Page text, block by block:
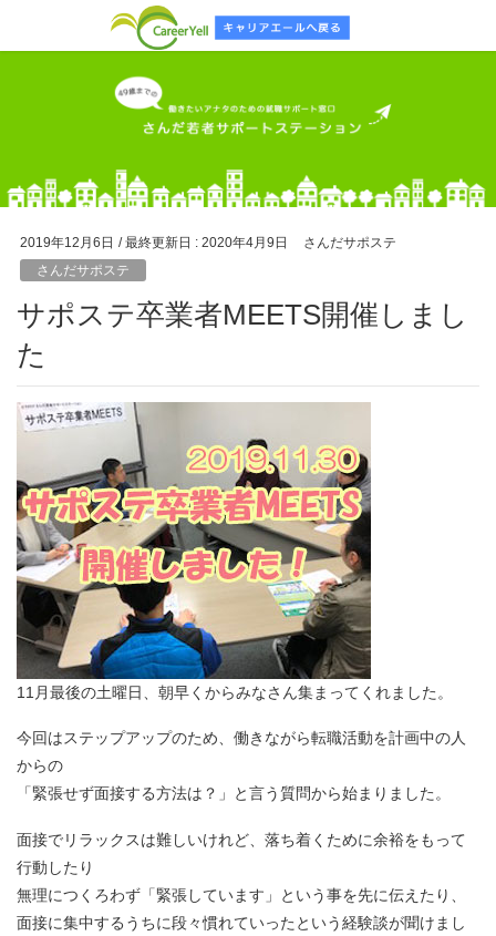
2019年12月6日 / 最終更新日 : 2020年4月9日
さんだサポステ
さんだサポステ
サポステ卒業者MEETS開催しまし
た
11月最後の土曜日、朝早くからみなさん集まってくれました。
今回はステップアップのため、働きながら転職活動を計画中の人
からの
「緊張せず面接する方法は？」と言う質問から始まりました。
面接でリラックスは難しいけれど、落ち着くために余裕をもって
行動したり
無理につくろわず「緊張しています」という事を先に伝えたり、
面接に集中するうちに段々慣れていったという経験談が聞けまし